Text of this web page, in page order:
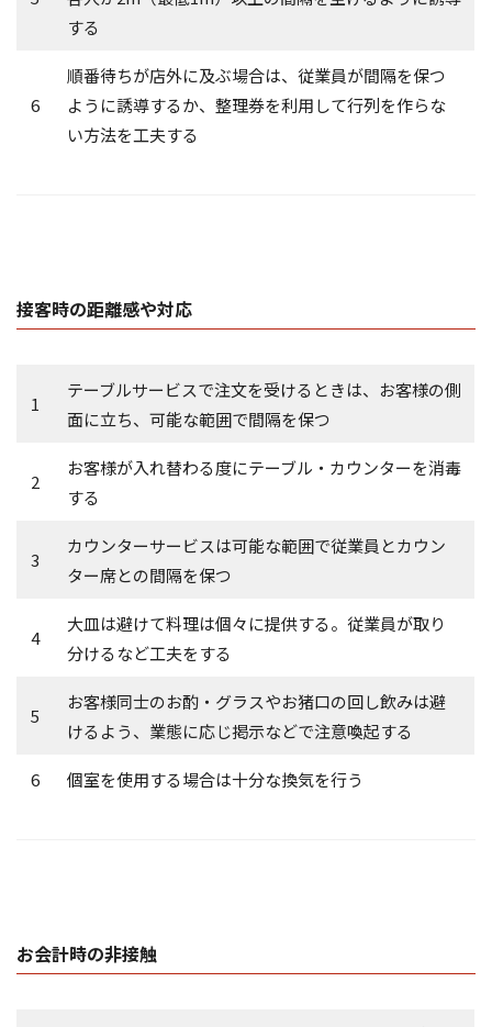
する
6
順番待ちが店外に及ぶ場合は、従業員が間隔を保つ
ように誘導するか、整理券を利用して行列を作らな
い方法を工夫する
接客時の距離感や対応
1
テーブルサービスで注文を受けるときは、お客様の側
面に立ち、可能な範囲で間隔を保つ
2
お客様が入れ替わる度にテーブル・カウンターを消毒
する
3
カウンターサービスは可能な範囲で従業員とカウン
ター席との間隔を保つ
4
大皿は避けて料理は個々に提供する。従業員が取り
分けるなど工夫をする
5
お客様同士のお酌・グラスやお猪口の回し飲みは避
けるよう、業態に応じ掲示などで注意喚起する
6 個室を使用する場合は十分な換気を行う
お会計時の非接触